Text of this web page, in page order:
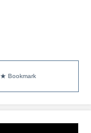
★ Bookmark